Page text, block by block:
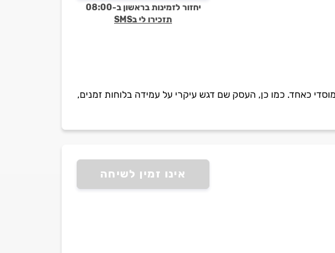
יחזור לזמינות בראשון ב-08:00
תזכירו לי בSMS
כאחד. כמו כן, העסק שם דגש עיקרי על עמידה בלוחות זמנים,
אינו זמין לשיחה